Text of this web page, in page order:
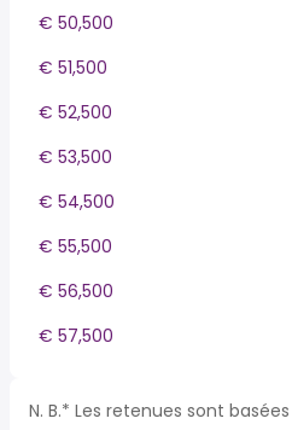
€ 50,500
€ 51,500
€ 52,500
€ 53,500
€ 54,500
€ 55,500
€ 56,500
€ 57,500
N. B.* Les retenues sont